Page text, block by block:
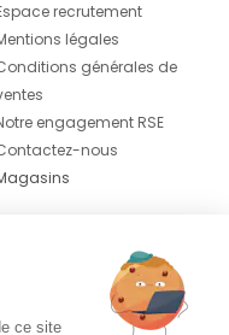
recrutement
légales
générales de
engagement RSE
nous
ce site